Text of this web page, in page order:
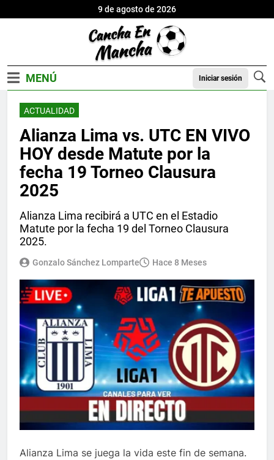
9 de agosto de 2026
Iniciar sesión
ACTUALIDAD
Alianza Lima vs. UTC EN VIVO
HOY desde Matute por la
fecha 19 Torneo Clausura
2025
Alianza Lima recibirá a UTC en el Estadio
Matute por la fecha 19 del Torneo Clausura
2025.
Gonzalo Sánchez Lomparte Hace 8 Meses
Alianza Lima se juega la vida este fin de semana.